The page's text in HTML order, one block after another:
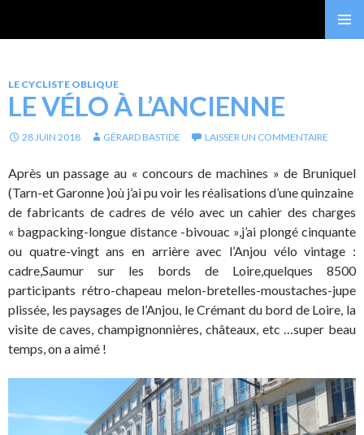
LE CYCLISTE OBLIQUE
LE VÉLO À L’ANCIENNE
28 JUIN 2018 GÉRARD BASTIDE LAISSER UN COMMENTAIRE
Après un passage au « concours de machines » de Bruniquel
(Tarn-et Garonne )où j’ai pu voir les réalisations d’une quinzaine
de fabricants de cadres de vélo avec un cahier des charges
« bagpacking-longue distance -bivouac »,j’ai plongé cinquante
ou quatre-vingt ans en arrière avec l’Anjou vélo vintage :
cadre,Saumur sur les bords de Loire,quelques 8500
participants rétro-chapeau melon-bretelles-moustaches-jupe
plissée, les paysages de l’Anjou, le Crémant du bord de Loire, la
visite de caves, champignonnières, châteaux, etc …super beau
temps, on a aimé !